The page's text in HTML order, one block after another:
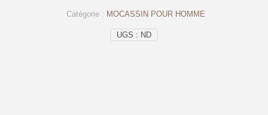
UGS : ND
Catégorie : MOCASSIN POUR HOMME